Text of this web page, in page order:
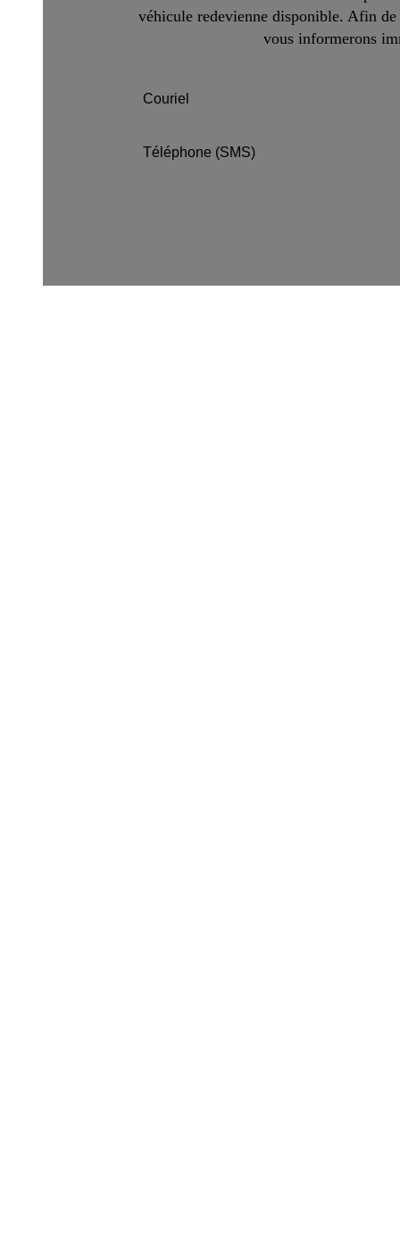
véhicule redevienne disponible. Afin
vous informerons